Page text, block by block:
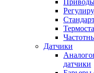
Датчики
датчики